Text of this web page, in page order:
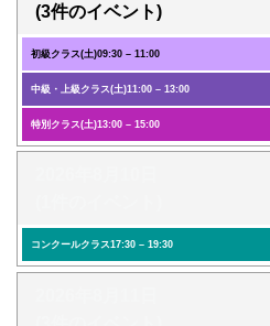
(3件のイベント)
初級クラス(土)09:30 – 11:00
中級・上級クラス(土)11:00 – 13:00
特別クラス(土)13:00 – 15:00
コンクールクラス17:30 – 19:30